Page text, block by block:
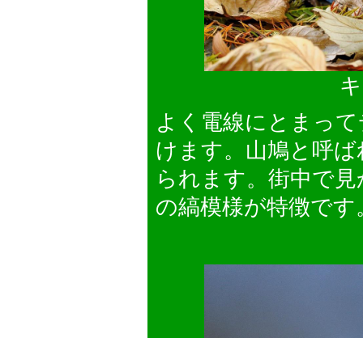
よく電線にとまっ
けます。山鳩と呼
られます。街中で
の縞模様が特徴です